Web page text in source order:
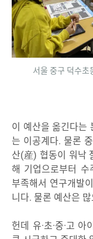
서울 중구 덕수초
이 예산을 옮긴다는
는 이공계다. 물론
산(産) 협동이 워낙
해 기업으로부터 수
부족해서 연구개발
니다. 물론 예산은
헌데 유·초·중·고